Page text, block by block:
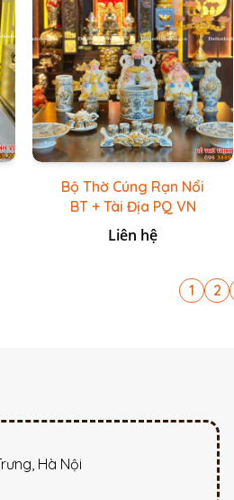
Bộ Thờ Cúng Rạn Nổi
BT + Tài Địa PQ VN
Trắng
Liên hệ
1 2
Hà Nội